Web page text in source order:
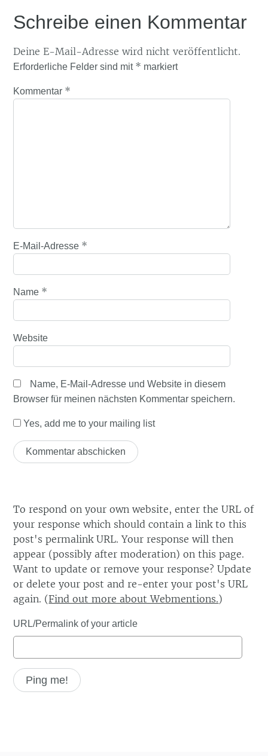
Schreibe einen Kommentar
Deine E-Mail-Adresse wird nicht veröffentlicht.
Erforderliche Felder sind mit * markiert
Kommentar *
E-Mail-Adresse *
Name *
Website
Name, E-Mail-Adresse und Website in diesem
Browser für meinen nächsten Kommentar speichern.
Yes, add me to your mailing list
To respond on your own website, enter the URL of
your response which should contain a link to this
post's permalink URL. Your response will then
appear (possibly after moderation) on this page.
Want to update or remove your response? Update
or delete your post and re-enter your post's URL
again. (Find out more about Webmentions.)
URL/Permalink of your article